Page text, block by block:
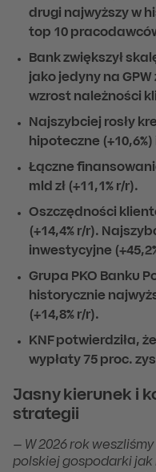
drugi najwyższy w
top 10
Bank zwiększył
jako jedyny na
wzrost należności
Najszybciej rosły
hipoteczne
Łączne
mld zł (+11,1% r/r).
Oszczędności
(+14,4% r/r).
inwestycyjne
Grupa PKO Banku
historycznie
(+14,8% r/r).
KNF potwierdziła,
wypłaty 75 proc.
Jasny kierunek i
strategii
– W 2026 rok
polskiej gospodarki jak